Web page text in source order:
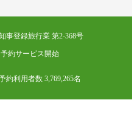
事登録旅行業 第2-368号
約サービス開始
約利用者数 3,769,265名